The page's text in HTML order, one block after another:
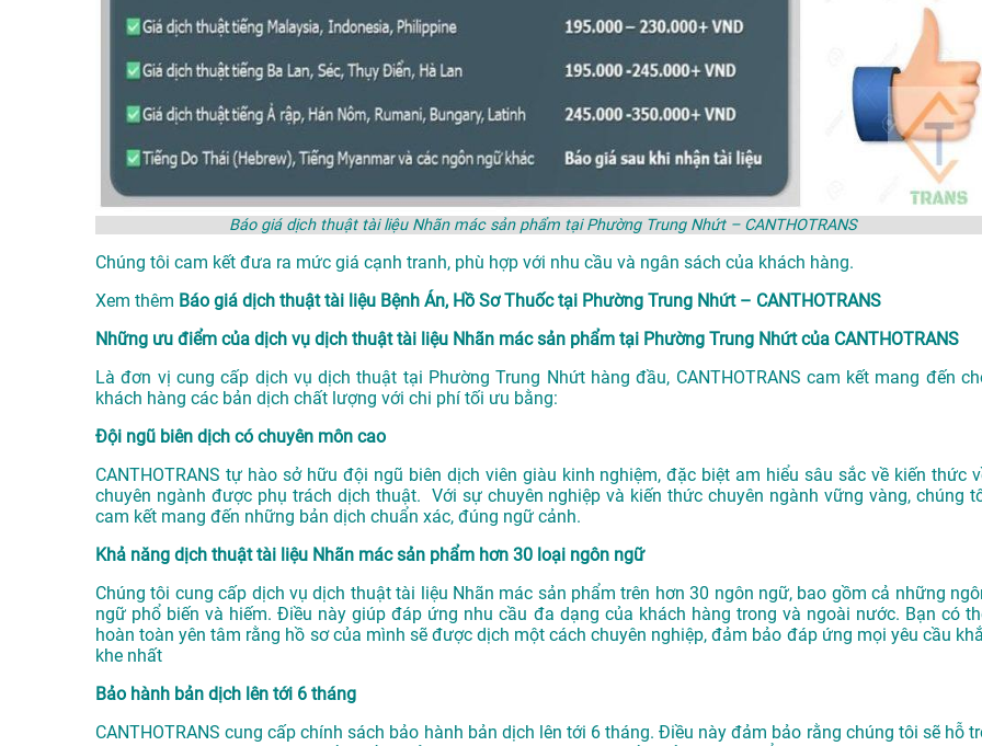
Báo giá dịch thuật tài liệu Nhãn mác sản phẩm tại Phường Trung Nhứt – CANTHOTRANS
Chúng tôi cam kết đưa ra mức giá cạnh tranh, phù hợp với nhu cầu và ngân sách của khách hàng.
Xem thêm Báo giá dịch thuật tài liệu Bệnh Án, Hồ Sơ Thuốc tại Phường Trung Nhứt – CANTHOTRANS
Những ưu điểm của dịch vụ dịch thuật tài liệu Nhãn mác sản phẩm tại Phường Trung Nhứt của CANTHOTRANS
Là đơn vị cung cấp dịch vụdịch thuật tại Phường Trung Nhứthàng đầu, CANTHOTRANS cam kết mang đến
khách hàng các bản dịch chất lượng với chi phí tối ưu bằng:
Đội ngũ biên dịch có chuyên môn cao
CANTHOTRANS tự hào sở hữu đội ngũ biên dịch viên giàu kinh nghiệm, đặc biệt am hiểu sâu sắc về kiến thức
chuyên ngành được phụ trách dịch thuật. Với sự chuyên nghiệp và kiến thức chuyên ngành vững vàng, chúng
cam kết mang đến những bản dịch chuẩn xác, đúng ngữ cảnh.
Khả năng dịch thuật tài liệu Nhãn mác sản phẩm hơn 30 loại ngôn ngữ
Chúng tôi cung cấp dịch vụ dịch thuật tài liệu Nhãn mác sản phẩm trên hơn 30 ngôn ngữ, bao gồm cả những
ngữ phổ biến và hiếm. Điều này giúp đáp ứng nhu cầu đa dạng của khách hàng trong và ngoài nước. Bạn có
hoàn toàn yên tâm rằng hồ sơ của mình sẽ được dịch một cách chuyên nghiệp, đảm bảo đáp ứng mọi yêu cầu
khe nhất
Bảo hành bản dịch lên tới 6 tháng
CANTHOTRANS cung cấp chính sách bảo hành bản dịch lên tới 6 tháng. Điều này đảm bảo rằng chúng tôi sẽ hỗ